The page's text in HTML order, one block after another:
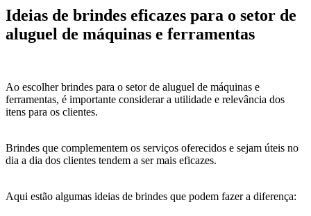
Ideias de brindes eficazes para o setor de
aluguel de máquinas e ferramentas
Ao escolher brindes para o setor de aluguel de máquinas e
ferramentas, é importante considerar a utilidade e relevância dos
itens para os clientes.
Brindes que complementem os serviços oferecidos e sejam úteis no
dia a dia dos clientes tendem a ser mais eficazes.
Aqui estão algumas ideias de brindes que podem fazer a diferença: